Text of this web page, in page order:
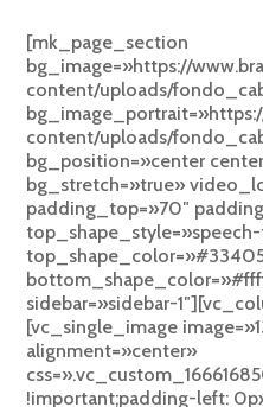
[mk_page_section
bg_image=»https://
content/uploads/
content/uploads/
bg_position=»center
bg_stretch=»true»
padding_top=»70″
sidebar=»sidebar-
[vc_single_image
alignment=»center»
!important;padding-left: